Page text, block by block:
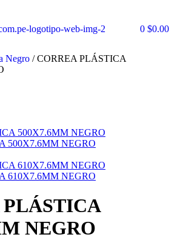
0 $0.00
Negro / CORREA PLÁSTICA
500X7.6MM NEGRO
610X7.6MM NEGRO
NEGRO